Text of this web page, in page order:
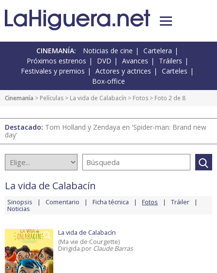
CINEMANÍA: Noticias de cine
Cartelera
Próximos estrenos
DVD Avances
Tráilers
Festivales y premios
Actores y actrices
Carteles
Box-office
Cinemanía > Películas > La vida de Calabacín > Fotos > Foto 2 de 8
Destacado: Tom Holland y Zendaya en 'Spider-man: Brand new
day'
La vida de Calabacín
Sinopsis Comentario Ficha técnica Fotos Tráiler
Noticias
La vida de Calabacín
(Ma vie de Courgette)
Dirigida por Claude Barras